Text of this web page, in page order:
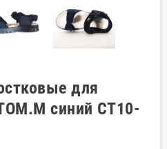
для
синий CT10-